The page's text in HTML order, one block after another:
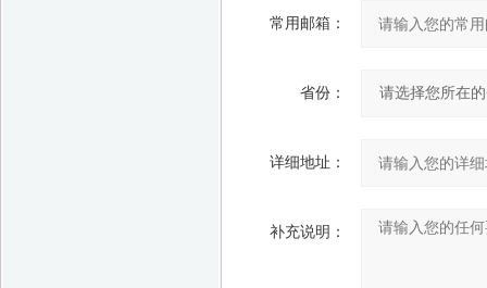
常用邮箱：
省份：
详细地址：
补充说明：